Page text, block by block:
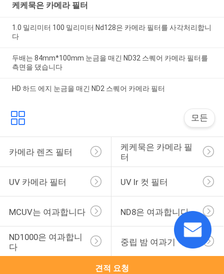
케케묵은 카메라 필터
1.0 밀리미터 100 밀리미터 Nd128은 카메라 필터를 사각처리합니
다
두배는 84mm*100mm 눈금을 매긴 ND32 스퀘어 카메라 필터를
측면을 댔습니다
HD 하드 에지 눈금을 매긴 ND2 스퀘어 카메라 필터
모든
카메라 렌즈 필터
케케묵은 카메라 필
터
UV 카메라 필터 UV Ir 컷 필터
MCUV는 여과합니다 ND8은 여과합니다
ND1000은 여과합니
다
중립 밤 여과기
견적 요청